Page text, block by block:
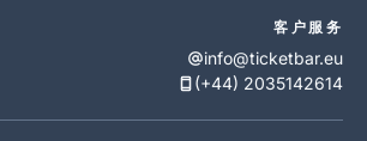
客户服务
info@ticketbar.eu
(+44) 2035142614